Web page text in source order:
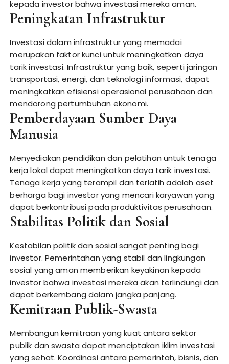
kepada investor bahwa investasi mereka aman.
Peningkatan Infrastruktur
Investasi dalam infrastruktur yang memadai
merupakan faktor kunci untuk meningkatkan daya
tarik investasi. Infrastruktur yang baik, seperti jaringan
transportasi, energi, dan teknologi informasi, dapat
meningkatkan efisiensi operasional perusahaan dan
mendorong pertumbuhan ekonomi.
Pemberdayaan Sumber Daya
Manusia
Menyediakan pendidikan dan pelatihan untuk tenaga
kerja lokal dapat meningkatkan daya tarik investasi.
Tenaga kerja yang terampil dan terlatih adalah aset
berharga bagi investor yang mencari karyawan yang
dapat berkontribusi pada produktivitas perusahaan.
Stabilitas Politik dan Sosial
Kestabilan politik dan sosial sangat penting bagi
investor. Pemerintahan yang stabil dan lingkungan
sosial yang aman memberikan keyakinan kepada
investor bahwa investasi mereka akan terlindungi dan
dapat berkembang dalam jangka panjang.
Kemitraan Publik-Swasta
Membangun kemitraan yang kuat antara sektor
publik dan swasta dapat menciptakan iklim investasi
yang sehat. Koordinasi antara pemerintah, bisnis, dan